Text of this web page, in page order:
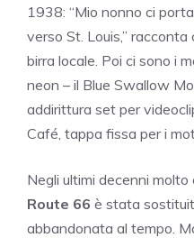
1938: “Mio nonno ci
verso St. Louis,”
birra locale. Poi ci sono i
neon – il Blue Swallow
addirittura set per
Café, tappa fissa per i
Negli ultimi decenni
Route 66 è stata
abbandonata al tempo.